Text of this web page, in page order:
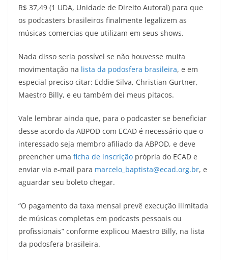
R$ 37,49 (1 UDA, Unidade de Direito Autoral) para que
os podcasters brasileiros finalmente legalizem as
músicas comercias que utilizam em seus shows.
Nada disso seria possível se não houvesse muita
movimentação na lista da podosfera brasileira, e em
especial preciso citar: Eddie Silva, Christian Gurtner,
Maestro Billy, e eu também dei meus pitacos.
Vale lembrar ainda que, para o podcaster se beneficiar
desse acordo da ABPOD com ECAD é necessário que o
interessado seja membro afiliado da ABPOD, e deve
preencher uma ficha de inscrição própria do ECAD e
enviar via e-mail para marcelo_baptista@ecad.org.br, e
aguardar seu boleto chegar.
“O pagamento da taxa mensal prevê execução ilimitada
de músicas completas em podcasts pessoais ou
profissionais” conforme explicou Maestro Billy, na lista
da podosfera brasileira.